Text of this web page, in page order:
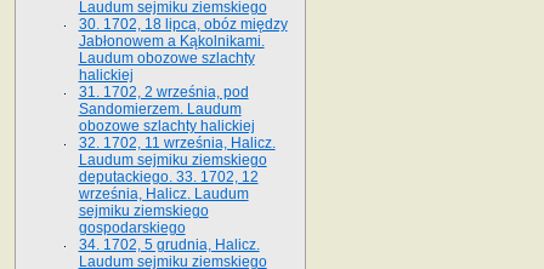
Laudum sejmiku ziemskiego
30. 1702, 18 lipca, obóz między
Jabłonowem a Kąkolnikami.
Laudum obozowe szlachty
halickiej
31. 1702, 2 września, pod
Sandomierzem. Laudum
obozowe szlachty halickiej
32. 1702, 11 września, Halicz.
Laudum sejmiku ziemskiego
deputackiego. 33. 1702, 12
września, Halicz. Laudum
sejmiku ziemskiego
gospodarskiego
34. 1702, 5 grudnia, Halicz.
Laudum sejmiku ziemskiego